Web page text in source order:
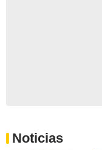
Noticias